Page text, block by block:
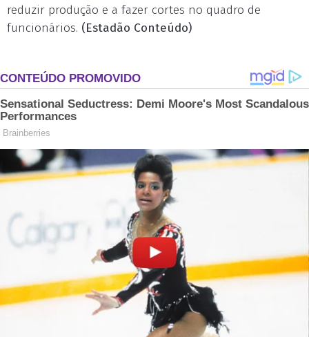
reduzir produção e a fazer cortes no quadro de
funcionários. (Estadão Conteúdo)